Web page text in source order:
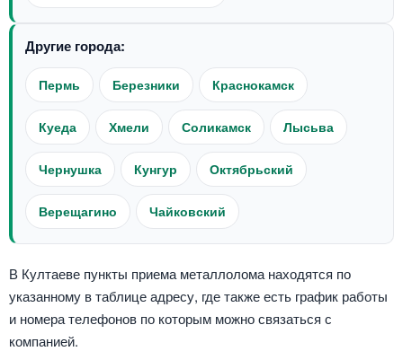
Другие города:
Пермь Березники Краснокамск
Куеда Хмели Соликамск Лысьва
Чернушка Кунгур Октябрьский
Верещагино Чайковский
В Култаеве пункты приема металлолома находятся по
указанному в таблице адресу, где также есть график работы
и номера телефонов по которым можно связаться с
компанией.